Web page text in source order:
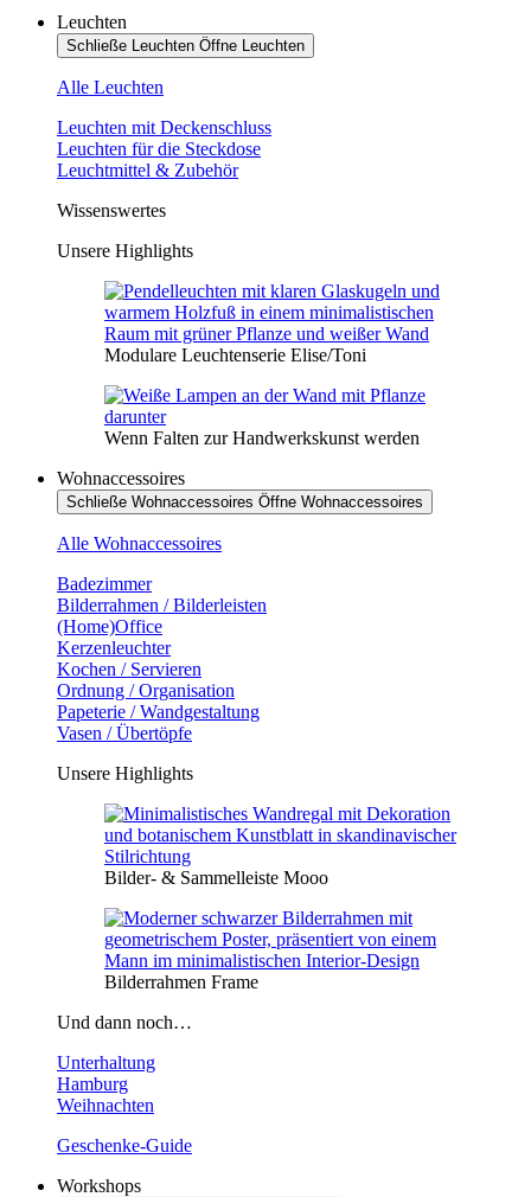
Leuchten
Schließe Leuchten Öffne Leuchten
Alle Leuchten
Leuchten mit Deckenschluss
Leuchten für die Steckdose
Leuchtmittel & Zubehör
Wissenswertes
Unsere Highlights
Modulare Leuchtenserie Elise/Toni
Wenn Falten zur Handwerkskunst werden
Wohnaccessoires
Schließe Wohnaccessoires Öffne Wohnaccessoires
Alle Wohnaccessoires
Badezimmer
Bilderrahmen / Bilderleisten
(Home)Office
Kerzenleuchter
Kochen / Servieren
Ordnung / Organisation
Papeterie / Wandgestaltung
Vasen / Übertöpfe
Unsere Highlights
Bilder- & Sammelleiste Mooo
Bilderrahmen Frame
Und dann noch…
Unterhaltung
Hamburg
Weihnachten
Geschenke-Guide
Workshops